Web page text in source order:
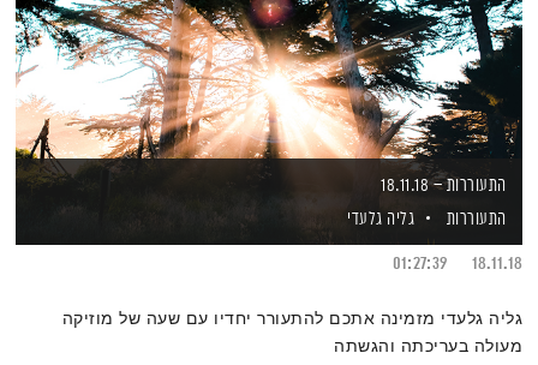
התעוררות – 18.11.18
התעוררות
גליה גלעדי
18.11.18
01:27:39
גליה גלעדי מזמינה אתכם להתעורר יחדיו עם שעה של מוזיקה
מעולה בעריכתה והגשתה